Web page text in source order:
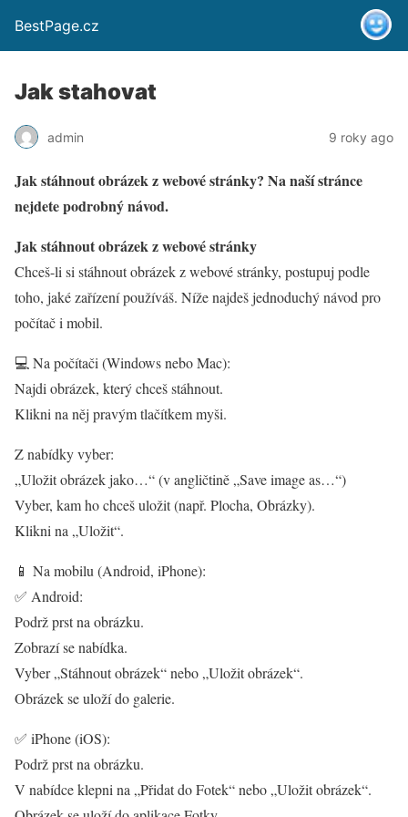
BestPage.cz
Jak stahovat
admin 9 roky ago
Jak stáhnout obrázek z webové stránky? Na naší stránce
nejdete podrobný návod.
Jak stáhnout obrázek z webové stránky
Chceš-li si stáhnout obrázek z webové stránky, postupuj podle
toho, jaké zařízení používáš. Níže najdeš jednoduchý návod pro
počítač i mobil.
💻 Na počítači (Windows nebo Mac):
Najdi obrázek, který chceš stáhnout.
Klikni na něj pravým tlačítkem myši.
Z nabídky vyber:
„Uložit obrázek jako…“ (v angličtině „Save image as…“)
Vyber, kam ho chceš uložit (např. Plocha, Obrázky).
Klikni na „Uložit“.
📱 Na mobilu (Android, iPhone):
✅ Android:
Podrž prst na obrázku.
Zobrazí se nabídka.
Vyber „Stáhnout obrázek“ nebo „Uložit obrázek“.
Obrázek se uloží do galerie.
✅ iPhone (iOS):
Podrž prst na obrázku.
V nabídce klepni na „Přidat do Fotek“ nebo „Uložit obrázek“.